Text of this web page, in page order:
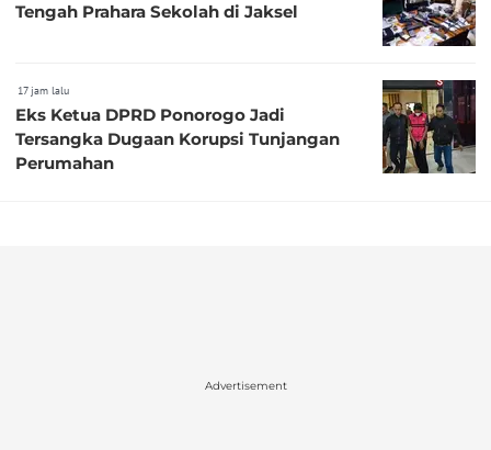
Tengah Prahara Sekolah di Jaksel
17 jam lalu
Eks Ketua DPRD Ponorogo Jadi
Tersangka Dugaan Korupsi Tunjangan
Perumahan
Advertisement